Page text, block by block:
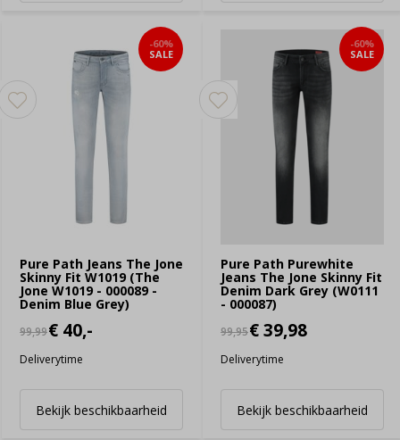
Pure Path Jeans The Jone
Skinny Fit W1019 (The
Jone W1019 - 000089 -
Denim Blue Grey)
-60%
SALE
99,99€ 40,-
Deliverytime
Bekijk beschikbaarheid
Pure Path Purewhite
Jeans The Jone Skinny Fit
Denim Dark Grey (W0111
- 000087)
-60%
SALE
99,95€ 39,98
Deliverytime
Bekijk beschikbaarheid